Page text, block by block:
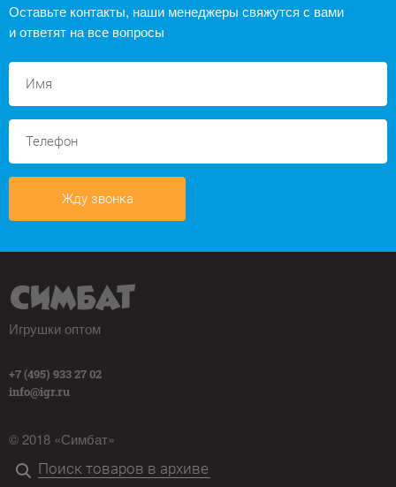
Оставьте контакты, наши менеджеры свяжутся с вами
и ответят на все вопросы
Жду звонка
Игрушки оптом
+7 (495) 933 27 02
info@igr.ru
© 2018 «Симбат»